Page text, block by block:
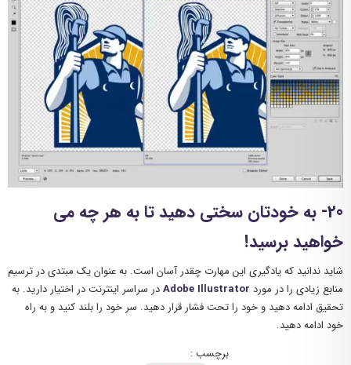
20- به خودتان سختی دهید تا به هر چه می
خواهید برسید!
شاید ندانید که یادگیری این مهارت چقدر آسان است. به عنوان یک مبتدی در ترسیم
منابع زیادی را در مورد Adobe Illustratorدر سراسر اینترنت در اختیار دارید. به
تحقیق ادامه دهید و خود را تحت فشار قرار دهید. سر خود را بلند کنید و به راه
خود ادامه دهید.
برچسب :